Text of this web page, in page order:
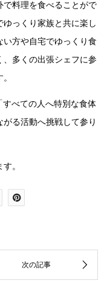
で料理を食べることがで
っくり家族と共に楽し
方や自宅でゆっくり食
多くの出張シェフに参
すべての人へ特別な食体
る活動へ挑戦して参り
。